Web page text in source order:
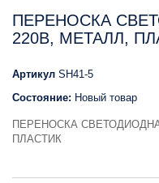
ПЕРЕНОСКА
220В, МЕТАЛЛ,
Артикул SH41-5
Состояние: Новый товар
ПЕРЕНОСКА
ПЛАСТИК